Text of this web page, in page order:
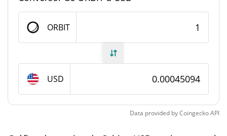
Rango en el mercado #5588
Suministro de Orbit
Suministro circulante
Suministro total
1.000.000.000 ORBIT
ORBIT
USD
Data provided byCoingeckoAPI